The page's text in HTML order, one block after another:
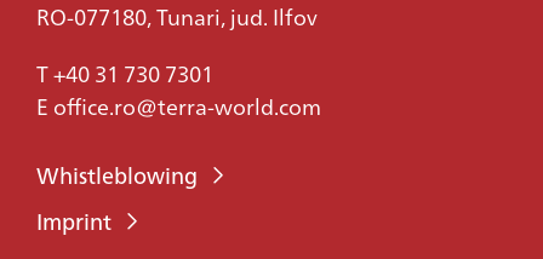
RO-077180, Tunari, jud. Ilfov
T+40 31 730 7301
E office.ro@terra-world.com
Whistleblowing
Imprint